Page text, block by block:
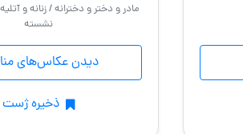
مادر و دختر و دخترانه / زنانه و
نشسته
دیدن عکاس‌های
ذخیره ژست